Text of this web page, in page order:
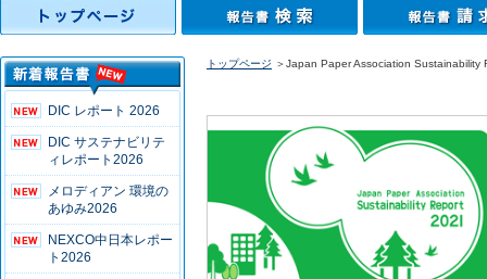
DIC レポート 2026
DIC サステナビリテ
ィレポート2026
メロディアン 環境の
あゆみ2026
NEXCO中日本レポー
ト2026
トップページ ＞Japan Paper Association Sustainability